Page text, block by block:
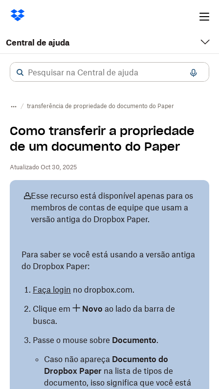
Central de ajuda
transferência de propriedade do documento do Paper
Como transferir a propriedade
de um documento do Paper
Atualizado Oct 30, 2025
Esse recurso está disponível apenas para os
membros de contas de equipe que usam a
versão antiga do Dropbox Paper.
Para saber se você está usando a versão antiga
do Dropbox Paper:
Faça login no dropbox.com.
Clique em
Novo ao lado da barra de
busca.
Passe o mouse sobre Documento.
Caso não apareça Documento do
Dropbox Paper na lista de tipos de
documento, isso significa que você está